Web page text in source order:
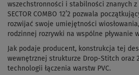
wszechstronności i stabilności znanych z
SECTOR COMBO 12’2 pozwala
rozwijać swoje umiejętności
rodzinnej rozrywki na wspólne pływanie
Jak podaje producent, konstrukcja tej
wewnętrznej strukturze Drop-Stitch oraz
technologii łączenia warstw PVC.